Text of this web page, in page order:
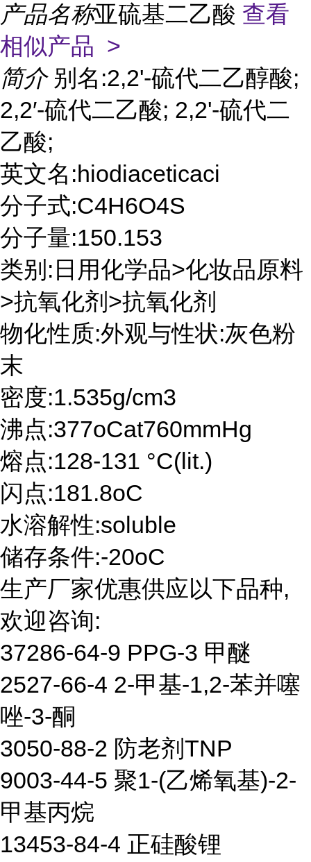
产品名称亚硫基二乙酸 查看
相似产品 >
简介 别名:2,2'-硫代二乙醇酸;
2,2′-硫代二乙酸; 2,2'-硫代二
乙酸;
英文名:hiodiaceticaci
分子式:C4H6O4S
分子量:150.153
类别:日用化学品>化妆品原料
>抗氧化剂>抗氧化剂
物化性质:外观与性状:灰色粉
末
密度:1.535g/cm3
沸点:377oCat760mmHg
熔点:128-131 °C(lit.)
闪点:181.8oC
水溶解性:soluble
储存条件:-20oC
生产厂家优惠供应以下品种,
欢迎咨询:
37286-64-9 PPG-3 甲醚
2527-66-4 2-甲基-1,2-苯并噻
唑-3-酮
3050-88-2 防老剂TNP
9003-44-5 聚1-(乙烯氧基)-2-
甲基丙烷
13453-84-4 正硅酸锂